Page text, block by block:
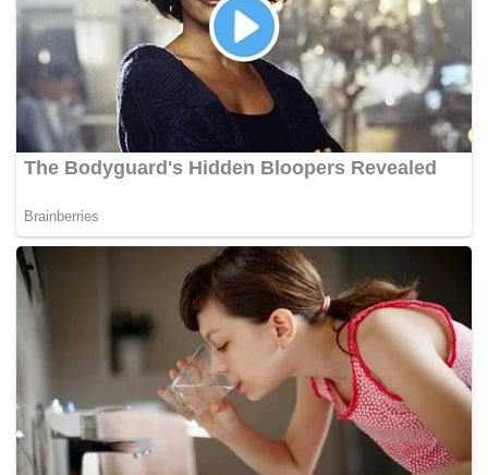
“AI memproses permintaan secara pribadi di dalam
mesin virtual rahasia sedemikian rupa sehingga kita
tidak mungkin melihat isinya atau mengetahui dari
pengguna mana permintaan tersebut berasal,”
ujarnya.
Meta menyebutkan fitur Incognito Chat akan
beberapa waktu mendatang.
Perusahaan juga berencana menghadirkan “side-
chat” berbasis Pemrosesan Privat yang
memungkinkan pengguna memperoleh bantuan AI.